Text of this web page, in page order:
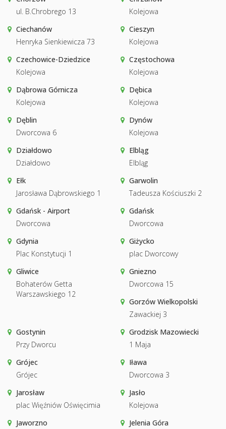
ul. B.Chrobrego 13
Kolejowa
Ciechanów
Henryka Sienkiewicza 73
Cieszyn
Kolejowa
Czechowice-Dziedzice
Kolejowa
Częstochowa
Kolejowa
Dąbrowa Górnicza
Kolejowa
Dębica
Kolejowa
Dęblin
Dworcowa 6
Dynów
Kolejowa
Działdowo
Działdowo
Elbląg
Elbląg
Ełk
Jarosława Dąbrowskiego 1
Garwolin
Tadeusza Kościuszki 2
Gdańsk - Airport
Dworcowa
Gdańsk
Dworcowa
Gdynia
Plac Konstytucji 1
Giżycko
plac Dworcowy
Gliwice
Bohaterów Getta
Warszawskiego 12
Gniezno
Dworcowa 15
Gorzów Wielkopolski
Zawackiej 3
Gostynin
Przy Dworcu
Grodzisk Mazowiecki
1 Maja
Grójec
Grójec
Iława
Dworcowa 3
Jarosław
plac Więźniów Oświęcimia
Jasło
Kolejowa
Jaworzno
Jelenia Góra